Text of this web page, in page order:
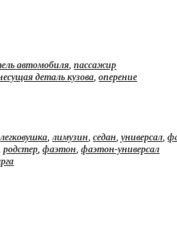
автомобиля,пассажир
деталь кузова,оперение
легковушка,лимузин,седан,универсал,
родстер,фаэтон,фаэтон-универсал